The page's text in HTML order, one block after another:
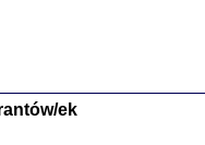
Pisma Kopla i Mirki Piżyców o
Warszawie
ek